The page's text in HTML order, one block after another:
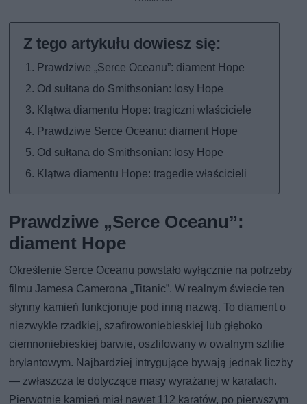
Prawdziwe „Serce Oceanu”: diament Hope
Od sułtana do Smithsonian: losy Hope
Klątwa diamentu Hope: tragiczni właściciele
Prawdziwe Serce Oceanu: diament Hope
Od sułtana do Smithsonian: losy Hope
Klątwa diamentu Hope: tragedie właścicieli
Prawdziwe „Serce Oceanu”:
diament Hope
Określenie Serce Oceanu powstało wyłącznie na potrzeby
filmu Jamesa Camerona „Titanic”. W realnym świecie ten
słynny kamień funkcjonuje pod inną nazwą. To diament o
niezwykle rzadkiej, szafirowoniebieskiej lub głęboko
ciemnoniebieskiej barwie, oszlifowany w owalnym szlifie
brylantowym. Najbardziej intrygujące bywają jednak liczby
— zwłaszcza te dotyczące masy wyrażanej w karatach.
Pierwotnie kamień miał nawet 112 karatów, po pierwszym